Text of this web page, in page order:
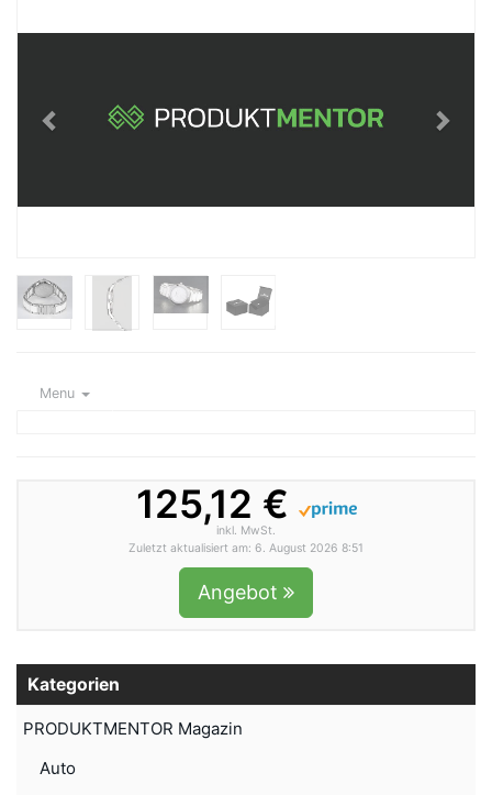
Menu
125,12 €
inkl. MwSt.
Zuletzt aktualisiert am: 6. August 2026 8:51
Angebot
Kategorien
PRODUKTMENTOR Magazin
Auto